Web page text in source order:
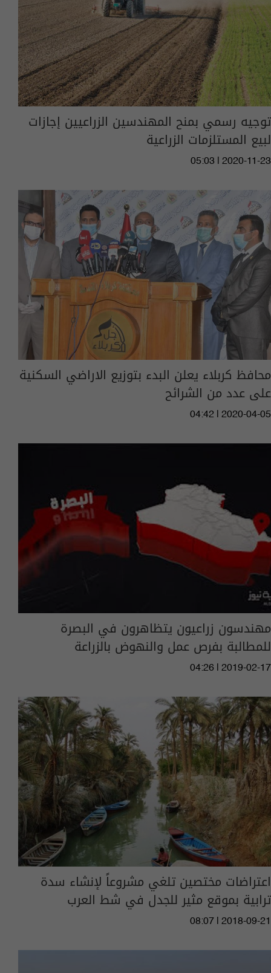
توجيه رسمي بمنح المهندسين الزراعيين إجازات
لبيع المستلزمات الزراعية
05:03 | 2020-11-23
محافظ كربلاء يعلن البدء بتوزيع الاراضي السكنية
على عدد من الشرائح
04:42 | 2020-04-05
مهندسون زراعيون يتظاهرون في البصرة
للمطالبة بفرص عمل والنهوض بالزراعة
04:26 | 2019-02-17
اعتراضات مختصين تلغي مشروعاً لإنشاء سدة
ترابية بموقع مثير للجدل في شط العرب
08:07 | 2018-09-21